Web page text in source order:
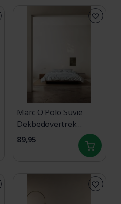
Marc O'Polo Suvie
Dekbedovertrek
140x200/220 Grey mist
89,95